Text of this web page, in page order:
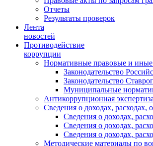
Отчеты
Результаты проверок
Лента
новостей
Противодействие
коррупции
Нормативные правовые и иные
Законодательство
Законодательство
Муниципальные
Антикоррупционная экспертиза
Сведения о доходах, расходах,
Сведения о доходах,
Сведения о доходах,
Сведения о доходах,
Методические материалы по